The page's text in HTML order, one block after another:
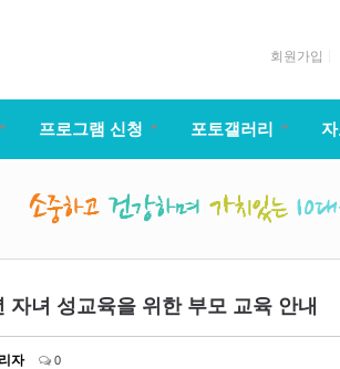
회원가입
프로그램 신청 포토갤러리
자녀 성교육을 위한 부모 교육 안내
자 0